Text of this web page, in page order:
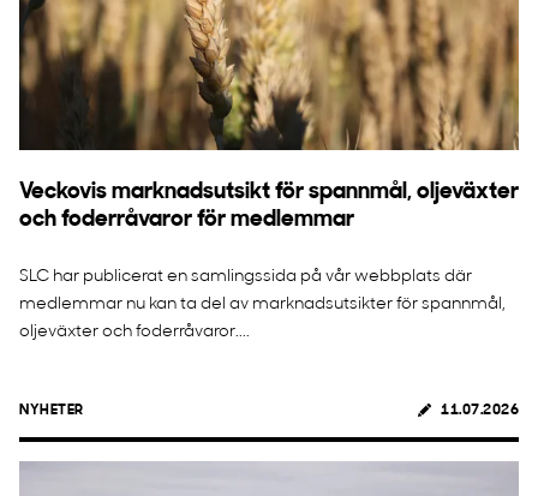
Veckovis marknadsutsikt för spannmål, oljeväxter
och foderråvaror för medlemmar
SLC har publicerat en samlingssida på vår webbplats där
medlemmar nu kan ta del av marknadsutsikter för spannmål,
oljeväxter och foderråvaror....
NYHETER 11.07.2026